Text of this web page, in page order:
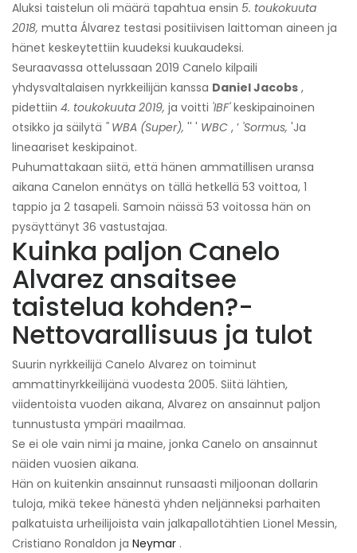
Aluksi taistelun oli määrä tapahtua ensin 5. toukokuuta
2018, mutta Álvarez testasi positiivisen laittoman aineen ja
hänet keskeytettiin kuudeksi kuukaudeksi.
Seuraavassa ottelussaan 2019 Canelo kilpaili
yhdysvaltalaisen nyrkkeilijän kanssa Daniel Jacobs ,
pidettiin 4. toukokuuta 2019, ja voitti 'IBF' keskipainoinen
otsikko ja säilytä '' WBA (Super), '' ' WBC , ’ 'Sormus, 'Ja
lineaariset keskipainot.
Puhumattakaan siitä, että hänen ammatillisen uransa
aikana Canelon ennätys on tällä hetkellä 53 voittoa, 1
tappio ja 2 tasapeli. Samoin näissä 53 voitossa hän on
pysäyttänyt 36 vastustajaa.
Kuinka paljon Canelo
Alvarez ansaitsee
taistelua kohden?-
Nettovarallisuus ja tulot
Suurin nyrkkeilijä Canelo Alvarez on toiminut
ammattinyrkkeilijänä vuodesta 2005. Siitä lähtien,
viidentoista vuoden aikana, Alvarez on ansainnut paljon
tunnustusta ympäri maailmaa.
Se ei ole vain nimi ja maine, jonka Canelo on ansainnut
näiden vuosien aikana.
Hän on kuitenkin ansainnut runsaasti miljoonan dollarin
tuloja, mikä tekee hänestä yhden neljänneksi parhaiten
palkatuista urheilijoista vain jalkapallotähtien Lionel Messin,
Cristiano Ronaldon ja Neymar .